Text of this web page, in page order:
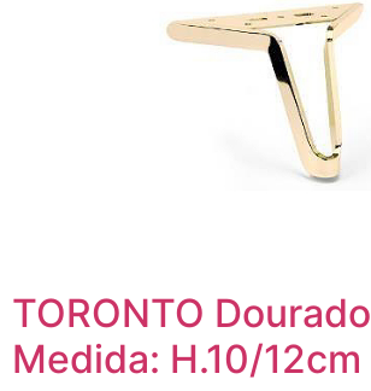
TORONTO Dourado
Medida: H.10/12cm